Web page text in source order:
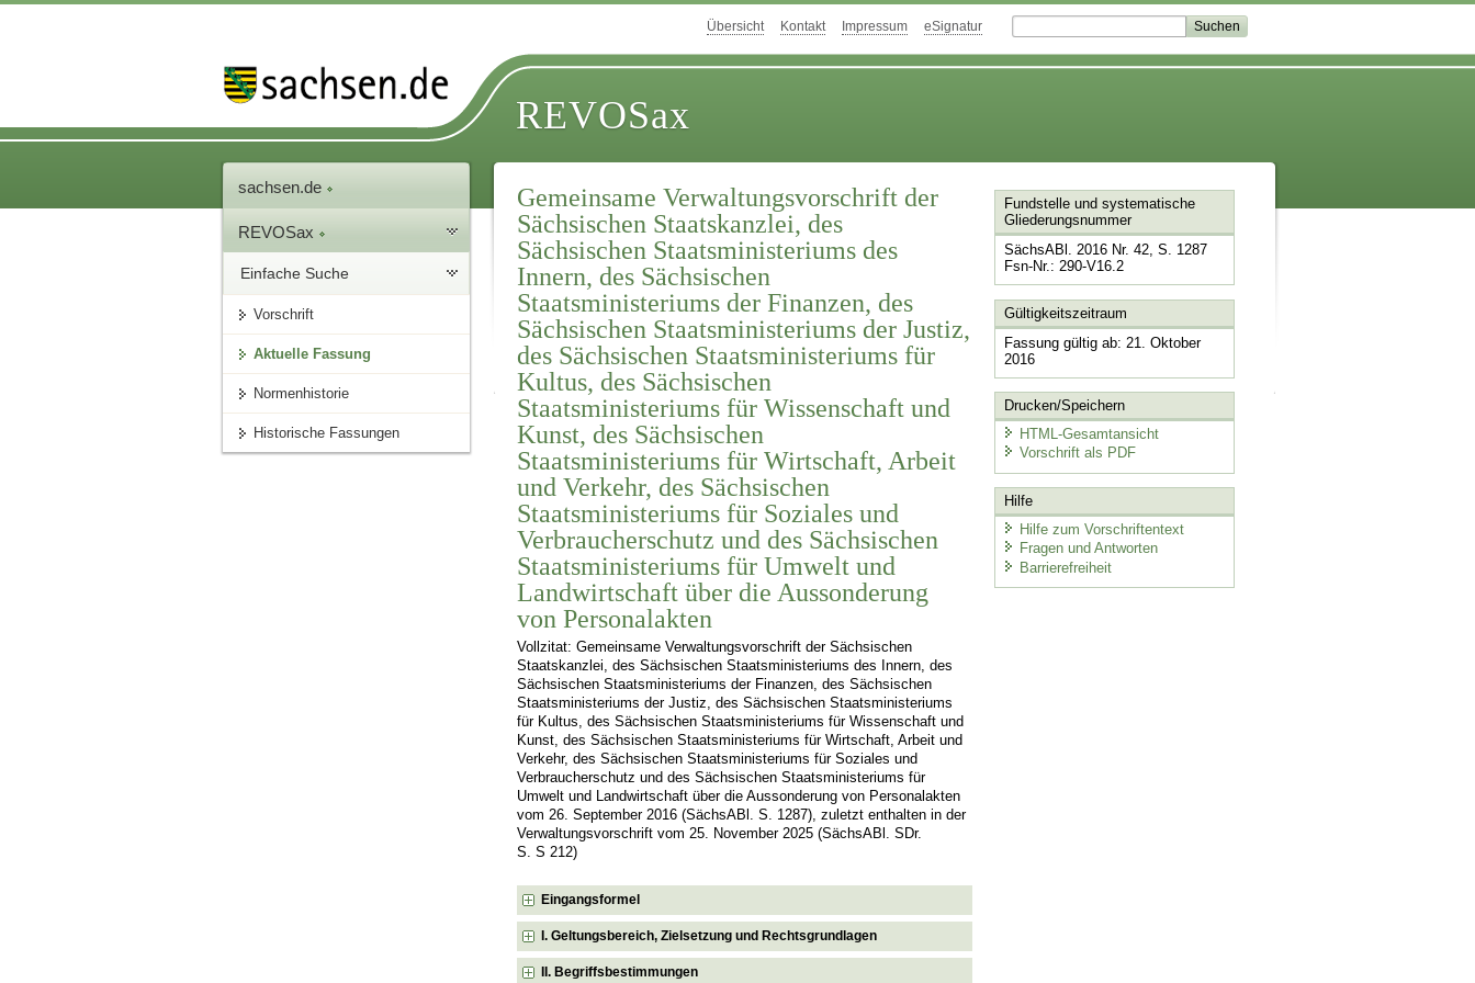
Übersicht Kontakt Impressum eSignatur
REVOSax
sachsen.de
REVOSax
Einfache Suche
Vorschrift
Aktuelle Fassung
Normenhistorie
Historische Fassungen
Gemeinsame Verwaltungsvorschrift der
Sächsischen Staatskanzlei, des
Sächsischen Staatsministeriums des
Innern, des Sächsischen
Staatsministeriums der Finanzen, des
Sächsischen Staatsministeriums der Justiz,
des Sächsischen Staatsministeriums für
Kultus, des Sächsischen
Staatsministeriums für Wissenschaft und
Kunst, des Sächsischen
Staatsministeriums für Wirtschaft, Arbeit
und Verkehr, des Sächsischen
Staatsministeriums für Soziales und
Verbraucherschutz und des Sächsischen
Staatsministeriums für Umwelt und
Landwirtschaft über die Aussonderung
von Personalakten
Vollzitat: Gemeinsame Verwaltungsvorschrift der Sächsischen
Staatskanzlei, des Sächsischen Staatsministeriums des Innern, des
Sächsischen Staatsministeriums der Finanzen, des Sächsischen
Staatsministeriums der Justiz, des Sächsischen Staatsministeriums
für Kultus, des Sächsischen Staatsministeriums für Wissenschaft und
Kunst, des Sächsischen Staatsministeriums für Wirtschaft, Arbeit und
Verkehr, des Sächsischen Staatsministeriums für Soziales und
Verbraucherschutz und des Sächsischen Staatsministeriums für
Umwelt und Landwirtschaft über die Aussonderung von Personalakten
vom 26. September 2016 (SächsABl. S. 1287), zuletzt enthalten in der
Verwaltungsvorschrift vom 25. November 2025 (SächsABl. SDr.
S. S 212)
Eingangsformel
I. Geltungsbereich, Zielsetzung und Rechtsgrundlagen
II. Begriffsbestimmungen
Fundstelle und systematische
Gliederungsnummer
SächsABl. 2016 Nr. 42, S. 1287
Fsn-Nr.: 290-V16.2
Gültigkeitszeitraum
Fassung gültig ab: 21. Oktober
2016
Drucken/Speichern
HTML-Gesamtansicht
Vorschrift als PDF
Hilfe
Hilfe zum Vorschriftentext
Fragen und Antworten
Barrierefreiheit